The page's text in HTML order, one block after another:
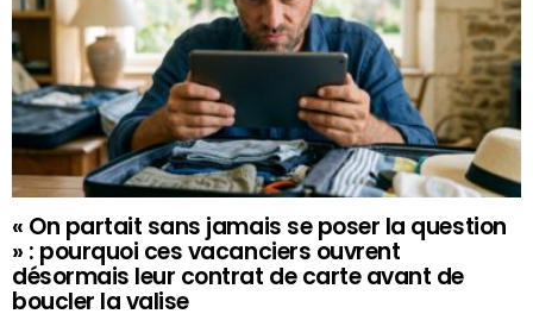
« On partait sans jamais se poser la question
» : pourquoi ces vacanciers ouvrent
désormais leur contrat de carte avant de
boucler la valise